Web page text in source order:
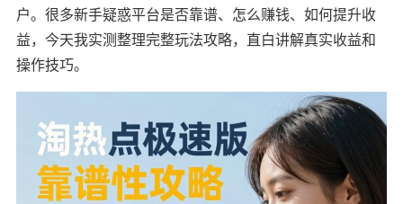
户。很多新手疑惑平台是否靠谱、怎么赚钱、如何提升收
益，今天我实测整理完整玩法攻略，直白讲解真实收益和
操作技巧。